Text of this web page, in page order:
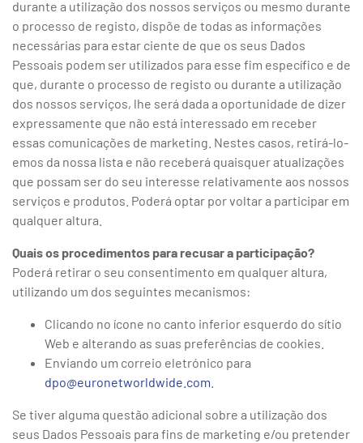
durante a utilização dos nossos serviços ou mesmo durante
o processo de registo, dispõe de todas as informações
necessárias para estar ciente de que os seus Dados
Pessoais podem ser utilizados para esse fim específico e de
que, durante o processo de registo ou durante a utilização
dos nossos serviços, lhe será dada a oportunidade de dizer
expressamente que não está interessado em receber
essas comunicações de marketing. Nestes casos, retirá-lo-
emos da nossa lista e não receberá quaisquer atualizações
que possam ser do seu interesse relativamente aos nossos
serviços e produtos. Poderá optar por voltar a participar em
qualquer altura.
Quais os procedimentos para recusar a participação?
Poderá retirar o seu consentimento em qualquer altura,
utilizando um dos seguintes mecanismos:
Clicando no ícone no canto inferior esquerdo do sítio
Web e alterando as suas preferências de cookies.
Enviando um correio eletrónico para
dpo@euronetworldwide.com
Se tiver alguma questão adicional sobre a utilização dos
seus Dados Pessoais para fins de marketing e/ou pretender